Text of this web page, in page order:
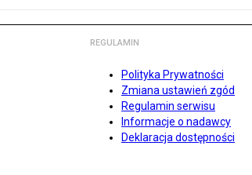
REGULAMIN
Polityka Prywatności
Zmiana ustawień zgód
Regulamin serwisu
Informacje o nadawcy
Deklaracja dostępności